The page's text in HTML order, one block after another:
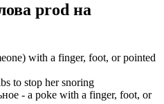
prod на
with a finger, foot, or pointed
to stop her snoring
- a poke with a finger, foot, or